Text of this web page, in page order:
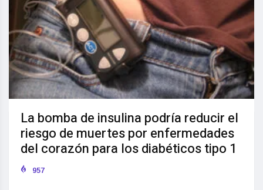
La bomba de insulina podría reducir el
riesgo de muertes por enfermedades
del corazón para los diabéticos tipo 1
957